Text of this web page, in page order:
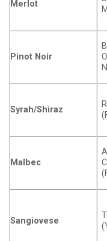
Merlot
Pinot Noir
Syrah/Shiraz
Malbec
Sangiovese